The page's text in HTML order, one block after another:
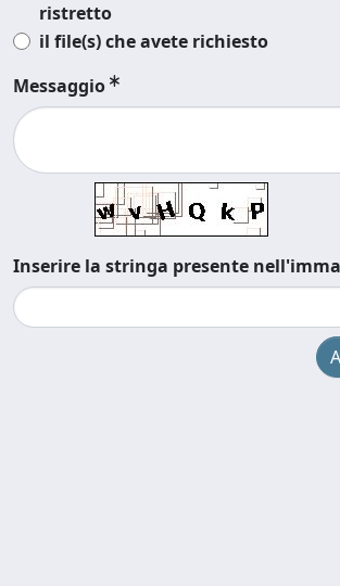
ristretto
il file(s) che avete richiesto
Messaggio
Inserire la stringa presente